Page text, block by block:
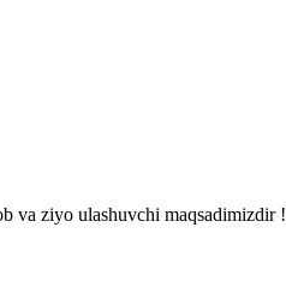
va ziyo ulashuvchi maqsadimizdir !